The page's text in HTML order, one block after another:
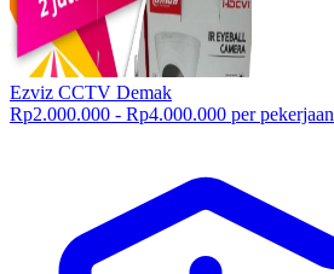
Ezviz CCTV Demak
Rp2.000.000 - Rp4.000.000 per pekerjaan